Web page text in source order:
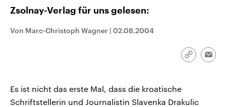
Zsolnay-Verlag für uns gelesen:
Von Marc-Christoph Wagner | 02.08.2004
Link
Es ist nicht das erste Mal, dass die kroatische
Schriftstellerin und Journalistin Slavenka Drakulic